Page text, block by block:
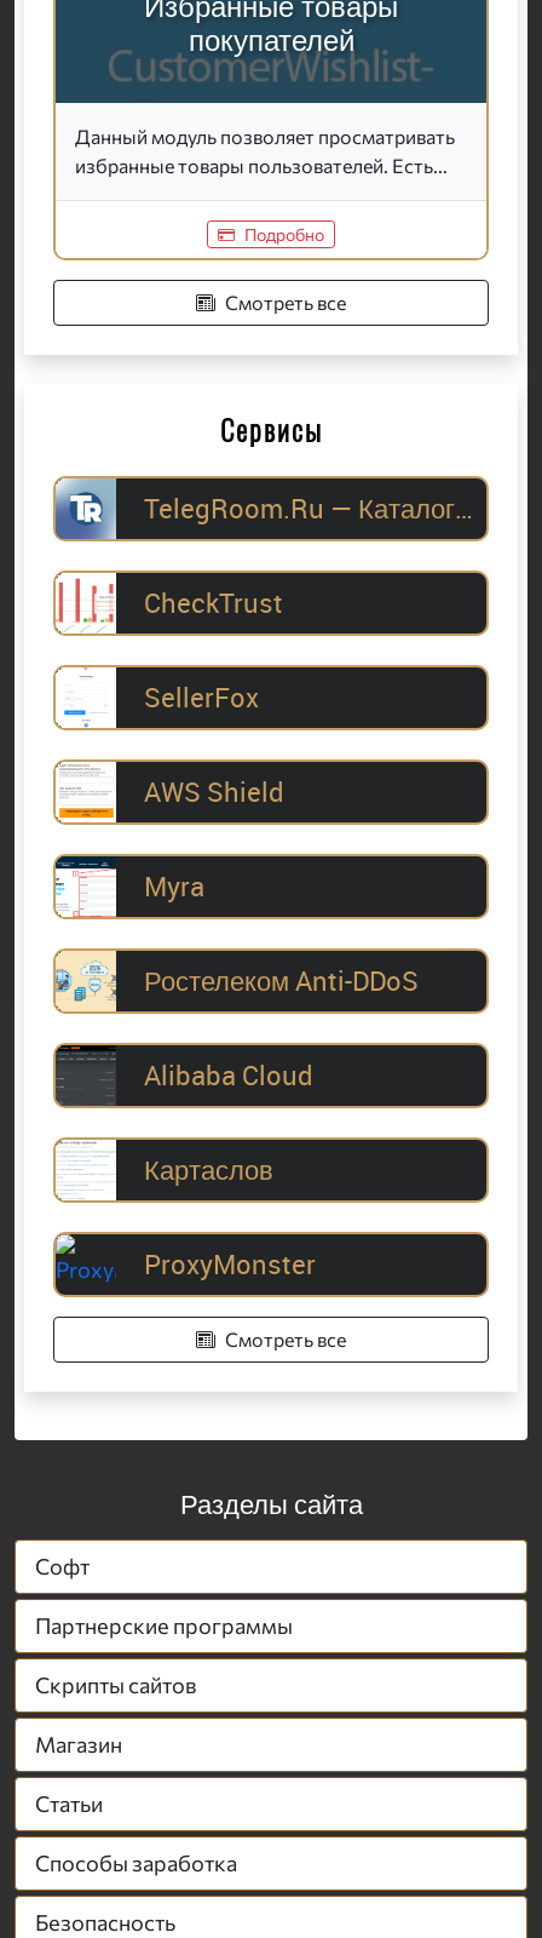
покупателей
Данный модуль позволяет просматривать
избранные товары пользователей. Есть...
Подробно
Смотреть все
Сервисы
TelegRoom.Ru — Каталог Telegram-каналов для
CheckTrust
SellerFox
AWS Shield
Myra
Ростелеком Anti-DDoS
Alibaba Cloud
Картаслов
ProxyMonster
Смотреть все
Разделы сайта
Софт
Партнерские программы
Скрипты сайтов
Магазин
Статьи
Способы заработка
Безопасность